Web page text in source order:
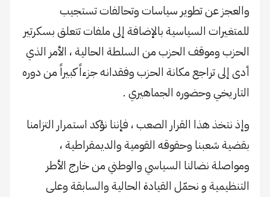
والعجز عن تطوير سياسات وتحالفات تستجيب
للمتغيرات السياسية بالإضافة إلى ملفات تتعلق بسكرتير
الحزب وموقف الحزب من السلطة الحالية ، الأمر الذي
أدى إلى تراجع مكانة الحزب وفقدانه جزءاً كبيراً من دوره
التاريخي وحضوره الجماهيري .
وإذ نتخذ هذا القرار الصعب ، فإننا نؤكد استمرار التزامنا
بقضية شعبنا وحقوقه القومية والديمقراطية ،
ومواصلة نضالنا السياسي والوطني من خارج الأطر
التنظيمية و نحمّل القيادة الحالية والسابقة وعلى